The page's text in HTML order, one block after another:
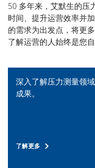
50 多年来，艾默生的压
时间、提升运营效率并
的需求为出发点，将更
了解运营的人始终是您自
深入了解压力测量领
成果。
了解更多